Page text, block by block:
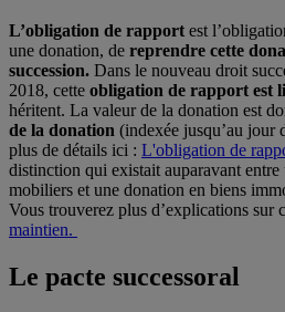
L’obligation de rapport est
une donation, de reprendre cette
succession. Dans le nouveau droit
2018, cette obligation de rapport est
héritent. La valeur de la donation est
de la donation (indexée jusqu’au jour
plus de détails ici : L'obligation de
distinction qui existait auparavant
mobiliers et une donation en biens
Vous trouverez plus d’explications sur
maintien.
Le pacte successoral